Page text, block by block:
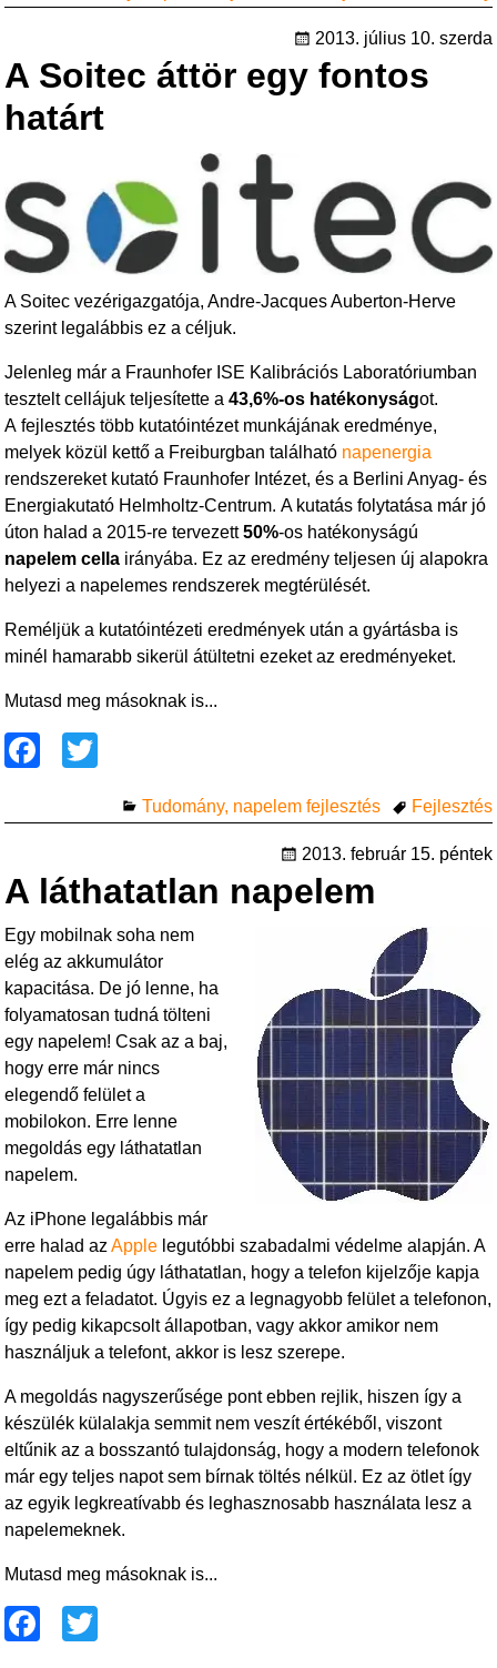
b
o
k
2013. július 10. szerda
A Soitec áttör egy fontos
határt
A Soitec vezérigazgatója, Andre-Jacques Auberton-Herve
szerint legalábbis ez a céljuk.
Jelenleg már a Fraunhofer ISE Kalibrációs Laboratóriumban
tesztelt cellájuk teljesítette a43,6%-os hatékonyságot.
A fejlesztés több kutatóintézet munkájának eredménye,
melyek közül kettő a Freiburgban található napenergia
rendszereket kutató Fraunhofer Intézet, és a Berlini Anyag- és
Energiakutató Helmholtz-Centrum. A kutatás folytatása már jó
úton halad a 2015-re tervezett50%-os hatékonyságú
napelem cella irányába. Ez az eredmény teljesen új alapokra
helyezi a napelemes rendszerek megtérülését.
Reméljük a kutatóintézeti eredmények után a gyártásba is
minél hamarabb sikerül átültetni ezeket az eredményeket.
Mutasd meg másoknak is...
c
b
o
o
k
tt
Tudomány, napelem fejlesztés Fejlesztés
2013. február 15. péntek
A láthatatlan napelem
Egy mobilnak soha nem
elég az akkumulátor
kapacitása. De jó lenne, ha
folyamatosan tudná tölteni
egy napelem! Csak az a baj,
hogy erre már nincs
elegendő felület a
mobilokon. Erre lenne
megoldás egy láthatatlan
napelem.
Az iPhone legalábbis már
erre halad azApple legutóbbi szabadalmi védelme alapján. A
napelem pedig úgy láthatatlan, hogy a telefon kijelzője kapja
meg ezt a feladatot. Úgyis ez a legnagyobb felület a telefonon,
így pedig kikapcsolt állapotban, vagy akkor amikor nem
használjuk a telefont, akkor is lesz szerepe.
A megoldás nagyszerűsége pont ebben rejlik, hiszen így a
készülék külalakja semmit nem veszít értékéből, viszont
eltűnik az a bosszantó tulajdonság, hogy a modern telefonok
már egy teljes napot sem bírnak töltés nélkül. Ez az ötlet így
az egyik legkreatívabb és leghasznosabb használata lesz a
napelemeknek.
Mutasd meg másoknak is...